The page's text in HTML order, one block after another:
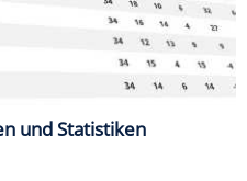
und Statistiken